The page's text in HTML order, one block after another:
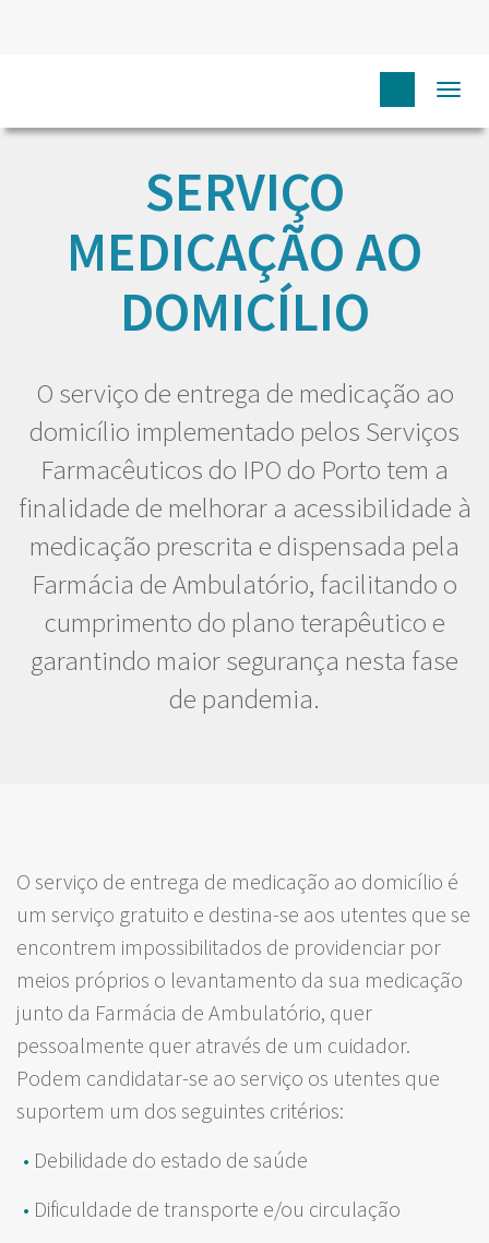
SERVIÇO MEDICAÇÃO AO DOMICÍLIO
SERVIÇO
MEDICAÇÃO AO
DOMICÍLIO
O serviço de entrega de medicação ao
domicílio implementado pelos Serviços
Farmacêuticos do IPO do Porto tem a
finalidade de melhorar a acessibilidade à
medicação prescrita e dispensada pela
Farmácia de Ambulatório, facilitando o
cumprimento do plano terapêutico e
garantindo maior segurança nesta fase
de pandemia.
O serviço de entrega de medicação ao domicílio é
um serviço gratuito e destina-se aos utentes que se
encontrem impossibilitados de providenciar por
meios próprios o levantamento da sua medicação
junto da Farmácia de Ambulatório, quer
pessoalmente quer através de um cuidador.
Podem candidatar-se ao serviço os utentes que
suportem um dos seguintes critérios:
Debilidade do estado de saúde
Dificuldade de transporte e/ou circulação